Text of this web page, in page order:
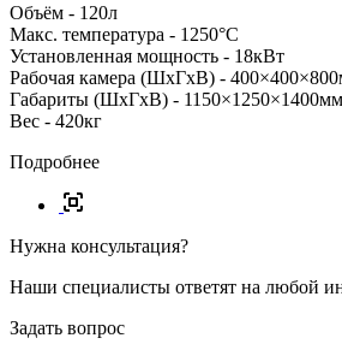
Объём - 120л
Макс. температура - 1250°С
Установленная мощность - 18кВт
Рабочая камера (ШхГхВ) -
Габариты (ШхГхВ) - 1150×1250×1400мм
Вес - 420кг
Подробнее
Нужна консультация?
Наши специалисты ответят на любой
Задать вопрос